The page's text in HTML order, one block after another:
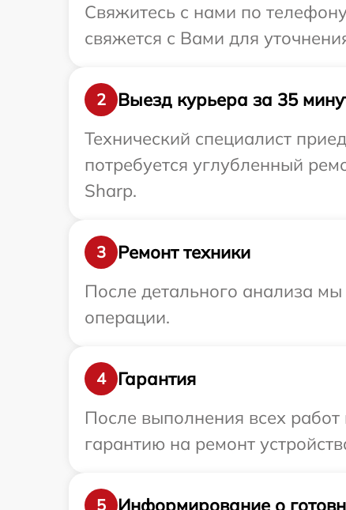
Свяжитесь с нами по
свяжется с Вами для
2
Выезд курьера за 35
Технический специалист
потребуется углубленный
Sharp.
3
Ремонт техники
После детального анализа
операции.
4
Гарантия
После выполнения всех
гарантию на ремонт
5
Информирование о